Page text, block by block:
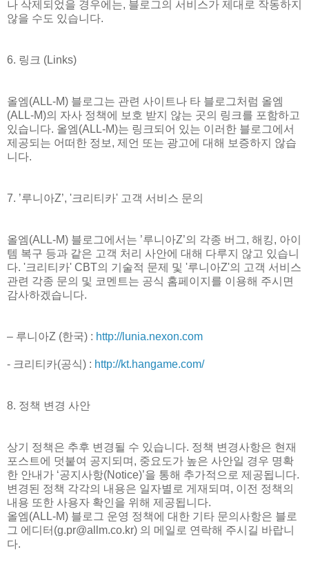
나 삭제되었을 경우에는, 블로그의 서비스가 제대로 작동하지
않을 수도 있습니다.
6. 링크 (Links)
올엠(ALL-M) 블로그는 관련 사이트나 타 블로그처럼 올엠
(ALL-M)의 자사 정책에 보호 받지 않는 곳의 링크를 포함하고
있습니다. 올엠(ALL-M)는 링크되어 있는 이러한 블로그에서
제공되는 어떠한 정보, 제언 또는 광고에 대해 보증하지 않습
니다.
7. ’루니아Z’, '크리티카' 고객 서비스 문의
올엠(ALL-M) 블로그에서는 ’루니아Z’의 각종 버그, 해킹, 아이
템 복구 등과 같은 고객 처리 사안에 대해 다루지 않고 있습니
다. '크리티카' CBT의 기술적 문제 및 '루니아Z'의 고객 서비스
관련 각종 문의 및 코멘트는 공식 홈페이지를 이용해 주시면
감사하겠습니다.
– 루니아Z (한국) : http://lunia.nexon.com
- 크리티카(공식) : http://kt.hangame.com/
8. 정책 변경 사안
상기 정책은 추후 변경될 수 있습니다. 정책 변경사항은 현재
포스트에 덧붙여 공지되며, 중요도가 높은 사안일 경우 명확
한 안내가 ‘공지사항(Notice)’을 통해 추가적으로 제공됩니다.
변경된 정책 각각의 내용은 일자별로 게재되며, 이전 정책의
내용 또한 사용자 확인을 위해 제공됩니다.
올엠(ALL-M) 블로그 운영 정책에 대 한 기타 문의사항은 블로
그 에디터(g.pr@allm.co.kr) 의 메일로 연락해 주시길 바랍니
다.